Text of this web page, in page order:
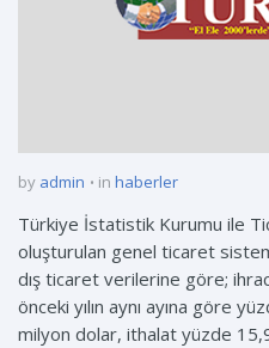
by admin in haberler
Türkiye İstatistik Kurumu ile
oluşturulan genel ticaret
dış ticaret verilerine göre;
önceki yılın aynı ayına göre
milyon dolar, ithalat yüzde